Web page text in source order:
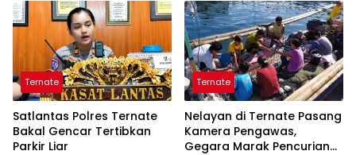
Ternate
Satlantas Polres Ternate
Bakal Gencar Tertibkan
Parkir Liar
Ternate
Nelayan di Ternate Pasang
Kamera Pengawas,
Gegara Marak Pencurian